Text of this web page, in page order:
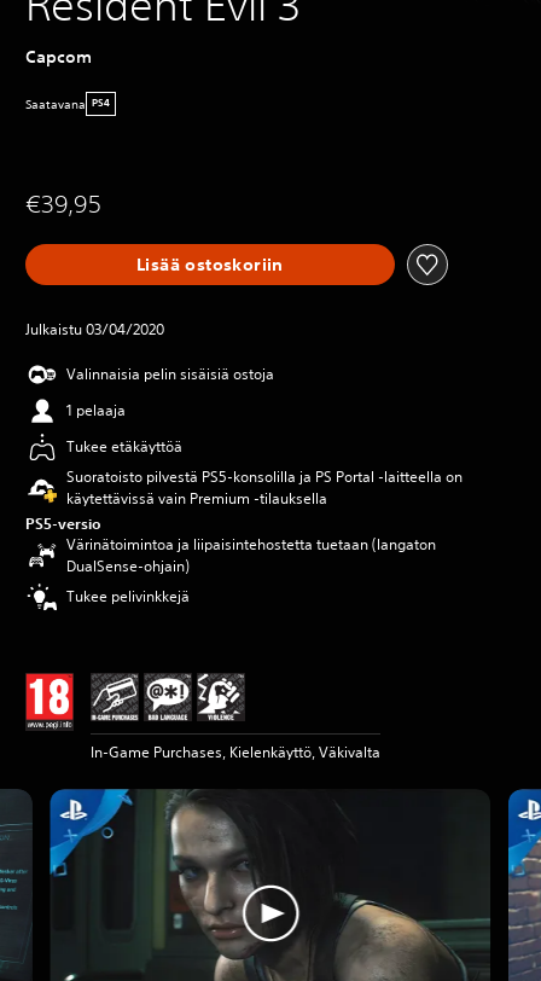
Capcom
Saatavana PS4
€39,95
Lisää ostoskoriin
Julkaistu 03/04/2020
Valinnaisia pelin sisäisiä ostoja
1 pelaaja
Tukee etäkäyttöä
Suoratoisto pilvestä PS5-konsolilla ja PS Portal ‑laitteella on
käytettävissä vain Premium ‑tilauksella
PS5-versio
Värinätoimintoa ja liipaisintehostetta tuetaan (langaton
DualSense-ohjain)
Tukee pelivinkkejä
In-Game Purchases, Kielenkäyttö, Väkivalta